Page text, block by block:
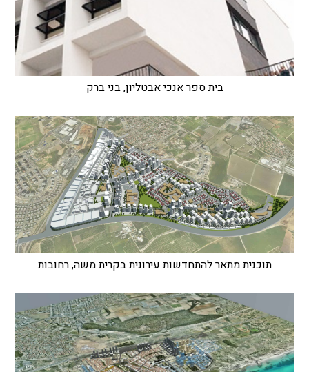
בית ספר אנכי אבטליון, בני ברק
תוכנית מתאר להתחדשות עירונית בקרית משה, רחובות